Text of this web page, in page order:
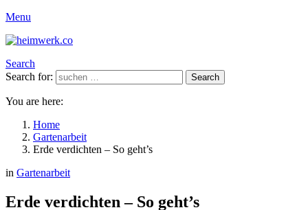
Menu
Search
Search for:
Search
You are here:
Home
Gartenarbeit
Erde verdichten – So geht’s
in Gartenarbeit
Erde verdichten – So geht’s